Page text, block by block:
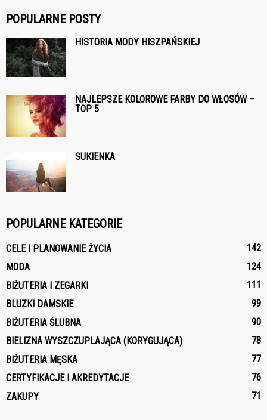
POPULARNE POSTY
HISTORIA MODY HISZPAŃSKIEJ
NAJLEPSZE KOLOROWE FARBY DO WŁOSÓW –
TOP 5
SUKIENKA
POPULARNE KATEGORIE
CELE I PLANOWANIE ŻYCIA
142
MODA
124
BIŻUTERIA I ZEGARKI
111
BLUZKI DAMSKIE
99
BIŻUTERIA ŚLUBNA
90
BIELIZNA WYSZCZUPLAJĄCA (KORYGUJĄCA)
78
BIŻUTERIA MĘSKA
77
CERTYFIKACJE I AKREDYTACJE
76
ZAKUPY
71